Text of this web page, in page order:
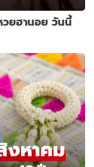
ยฮานอย วันนี้